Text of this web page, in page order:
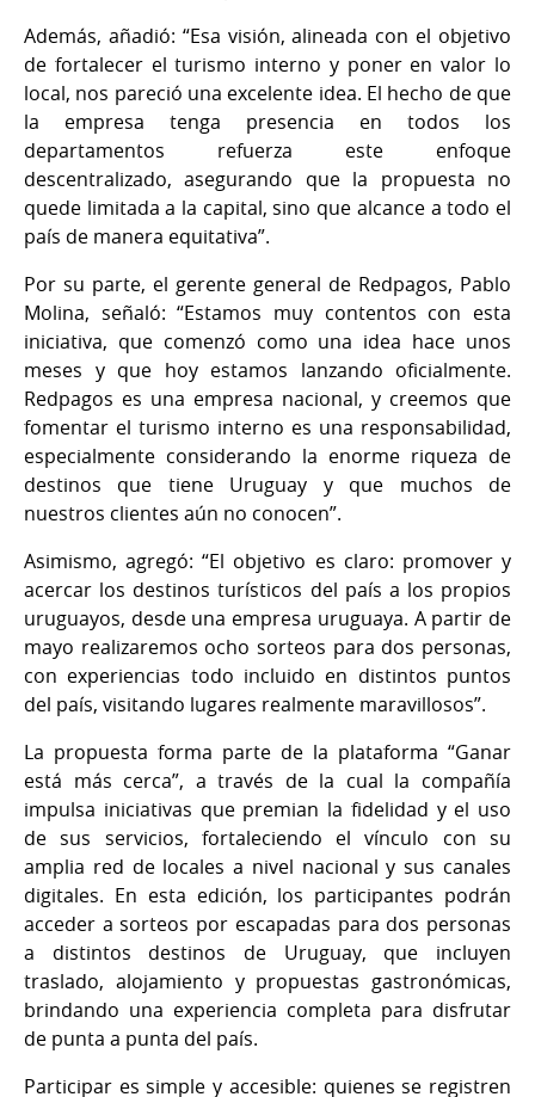
Además, añadió: “Esa visión, alineada con el objetivo
de fortalecer el turismo interno y poner en valor lo
local, nos pareció una excelente idea. El hecho de que
la empresa tenga presencia en todos los
departamentos refuerza este enfoque
descentralizado, asegurando que la propuesta no
quede limitada a la capital, sino que alcance a todo el
país de manera equitativa”.
Por su parte, el gerente general de Redpagos, Pablo
Molina, señaló: “Estamos muy contentos con esta
iniciativa, que comenzó como una idea hace unos
meses y que hoy estamos lanzando oficialmente.
Redpagos es una empresa nacional, y creemos que
fomentar el turismo interno es una responsabilidad,
especialmente considerando la enorme riqueza de
destinos que tiene Uruguay y que muchos de
nuestros clientes aún no conocen”.
Asimismo, agregó: “El objetivo es claro: promover y
acercar los destinos turísticos del país a los propios
uruguayos, desde una empresa uruguaya. A partir de
mayo realizaremos ocho sorteos para dos personas,
con experiencias todo incluido en distintos puntos
del país, visitando lugares realmente maravillosos”.
La propuesta forma parte de la plataforma “Ganar
está más cerca”, a través de la cual la compañía
impulsa iniciativas que premian la fidelidad y el uso
de sus servicios, fortaleciendo el vínculo con su
amplia red de locales a nivel nacional y sus canales
digitales. En esta edición, los participantes podrán
acceder a sorteos por escapadas para dos personas
a distintos destinos de Uruguay, que incluyen
traslado, alojamiento y propuestas gastronómicas,
brindando una experiencia completa para disfrutar
de punta a punta del país.
Participar es simple y accesible: quienes se registren